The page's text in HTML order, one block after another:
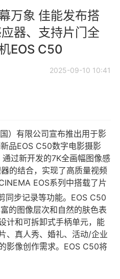
万象 佳能发布搭
器、支持片门全
EOS C50
2025-09-10 10:41
）有限公司宣布推出用于影
品EOS C50数字电影摄影
过新开发的7K全画幅图像感
的结合，实现了高质量视频
EOS系列中搭载了片
同步记录等功能。EOS C50
的图像层次和自然的肤色表
计和可拆卸式手柄单元，能
、真人秀、婚礼、活动/企业
影像创作需求。EOS C50将